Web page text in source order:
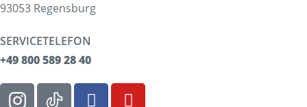
93053 Regensburg
SERVICETELEFON
+49 800 589 28 40